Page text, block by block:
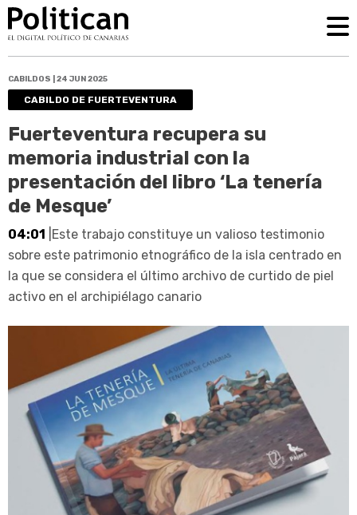
CABILDOS | 24 JUN 2025
CABILDO DE FUERTEVENTURA
Fuerteventura recupera su
memoria industrial con la
presentación del libro ‘La tenería
de Mesque’
04:01 |Este trabajo constituye un valioso testimonio
sobre este patrimonio etnográfico de la isla centrado en
la que se considera el último archivo de curtido de piel
activo en el archipiélago canario